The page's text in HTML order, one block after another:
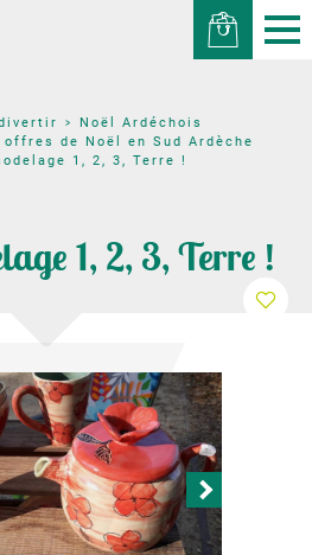
Noël Ardéchois
de Noël en Sud Ardèche
1, 2, 3, Terre !
1, 2, 3, Terre !